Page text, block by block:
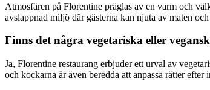
Atmosfären på Florentine präglas av en varm och
avslappnad miljö där gästerna kan njuta av maten
Finns det några vegetariska eller
Ja, Florentine restaurang erbjuder ett urval av
och kockarna är även beredda att anpassa rätter